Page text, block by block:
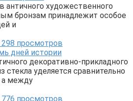
античного художественного
бронзам принадлежит особое
и
298 просмотров
дней истории
декоративно-прикладного
стекла уделяется сравнительно
а между
776 просмотров